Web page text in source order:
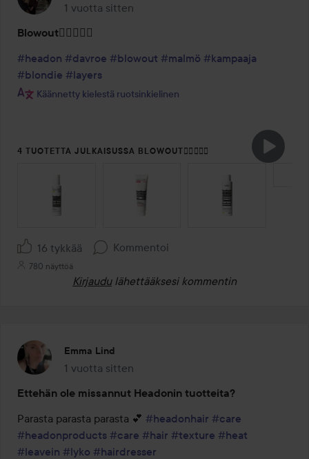
1 vuotta sitten
Viesti luotiin 1 vuotta sitten
Blowout😮‍💨💆🏽‍♀️
#headon #davroe #blowout #malmö #kampaaja
#blondie #layers
Käännetty kielestä ruotsinkielinen
4 TUOTETTA JULKAISUSSA BLOWOUT😮‍💨💆🏽‍♀️
16 tykkää Kommentoi
780 näyttöä
Kirjaudu lähettääksesi kommentin
Emma Lind
1 vuotta sitten
Viesti luotiin 1 vuotta sitten
Ettehän ole missannut Headonin tuotteita?
Parasta parasta parasta 💕 #headonhair #care
#headonproducts #care #hair #texture #heat
#leavein #lyko #hairdresser